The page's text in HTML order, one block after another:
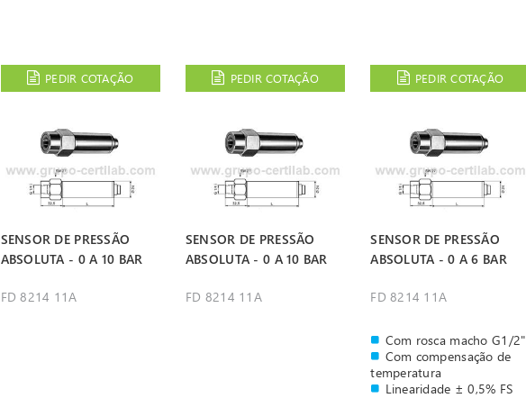
PEDIR COTAÇÃO PEDIR COTAÇÃO PEDIR COTAÇÃO
SENSOR DE PRESSÃO
ABSOLUTA - 0 A 10 BAR
FD 8214 11A
SENSOR DE PRESSÃO
ABSOLUTA - 0 A 10 BAR
FD 8214 11A
SENSOR DE PRESSÃO
ABSOLUTA - 0 A 6 BAR
FD 8214 11A
Com rosca macho G1/2"
Com compensação de
temperatura
Linearidade ± 0,5% FS